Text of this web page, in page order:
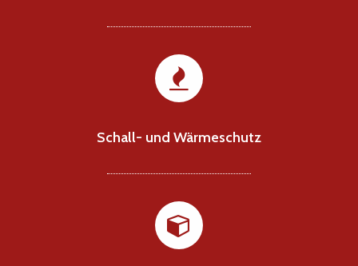
Schall- und Wärmeschutz